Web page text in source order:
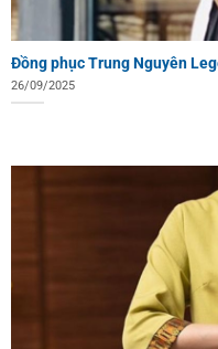
Đồng phục Trung Nguyên
26/09/2025